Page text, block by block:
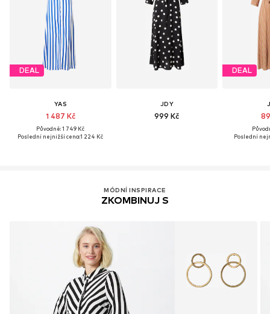
DEAL
YAS
1 487 Kč
Původně: 1 749 Kč
Poslední nejnižší cena:1 224 Kč
JDY
999 Kč
DEAL
Poslední
MÓDNÍ INSPIRACE
ZKOMBINUJ S